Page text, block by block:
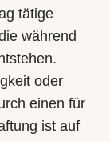
tätige
während
oder
einen für
ist auf